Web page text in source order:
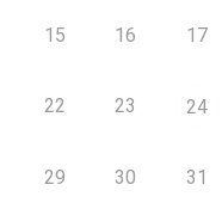
15 16 17
22 23 24
29 30 31